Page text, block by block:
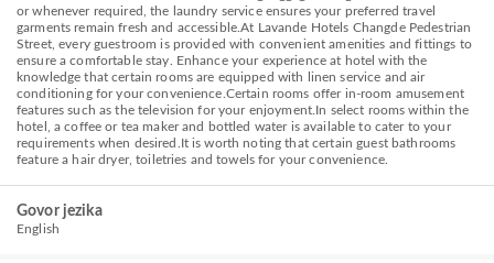
or whenever required, the laundry service ensures your preferred travel
garments remain fresh and accessible.At Lavande Hotels Changde Pedestrian
Street, every guestroom is provided with convenient amenities and fittings to
ensure a comfortable stay. Enhance your experience at hotel with the
knowledge that certain rooms are equipped with linen service and air
conditioning for your convenience.Certain rooms offer in-room amusement
features such as the television for your enjoyment.In select rooms within the
hotel, a coffee or tea maker and bottled water is available to cater to your
requirements when desired.It is worth noting that certain guest bathrooms
feature a hair dryer, toiletries and towels for your convenience.
Govor jezika
English